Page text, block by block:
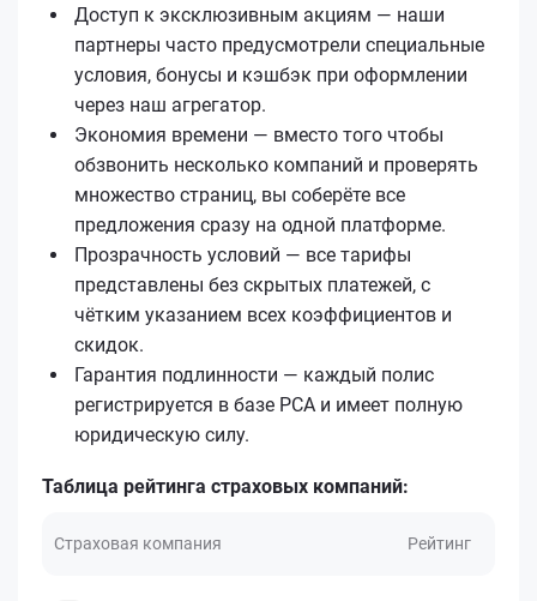
Доступ к эксклюзивным акциям — наши
партнеры часто предусмотрели специальные
условия, бонусы и кэшбэк при оформлении
через наш агрегатор.
Экономия времени — вместо того чтобы
обзвонить несколько компаний и проверять
множество страниц, вы соберёте все
предложения сразу на одной платформе.
Прозрачность условий — все тарифы
представлены без скрытых платежей, с
чётким указанием всех коэффициентов и
скидок.
Гарантия подлинности — каждый полис
регистрируется в базе РСА и имеет полную
юридическую силу.
Таблица рейтинга страховых компаний:
Страховая компания Рейтинг